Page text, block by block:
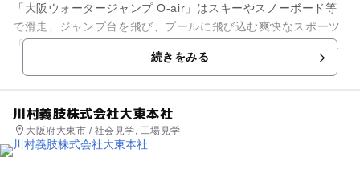
「大阪ウォータージャンプ O-air」はスキーやスノーボード等
で滑走、ジャンプ台を飛び、プールに飛び込む爽快なスポーツ
「ウォータージャンプ」が楽しめる施設です。ジャンプ台は大
続きをみる
川村義肢株式会社大東本社
大阪府大東市 / 社会見学, 工場見学